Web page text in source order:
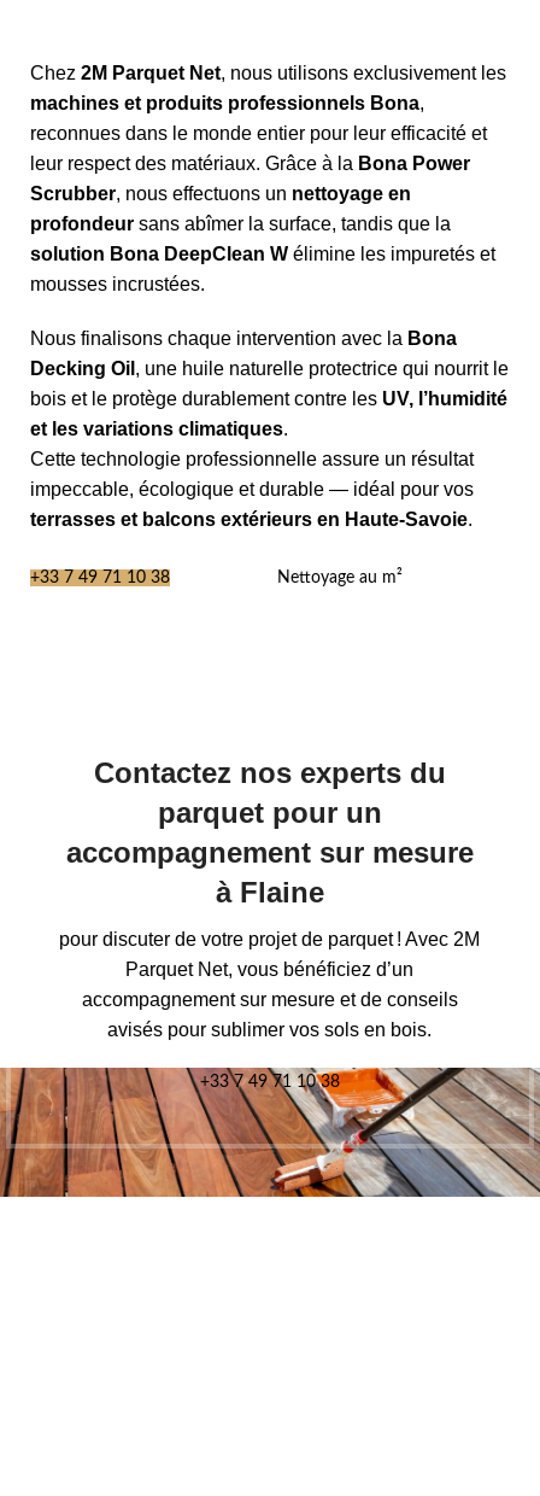
Chez 2M Parquet Net, nous utilisons exclusivement les
machines et produits professionnels Bona,
reconnues dans le monde entier pour leur efficacité et
leur respect des matériaux. Grâce à la Bona Power
Scrubber, nous effectuons un nettoyage en
profondeur sans abîmer la surface, tandis que la
solution Bona DeepClean W élimine les impuretés et
mousses incrustées.
Nous finalisons chaque intervention avec la Bona
Decking Oil , une huile naturelle protectrice qui nourrit le
bois et le protège durablement contre les UV, l’humidité
et les variations climatiques.
Cette technologie professionnelle assure un résultat
impeccable, écologique et durable — idéal pour vos
terrasses et balcons extérieurs en Haute-Savoie.
+33 7 49 71 10 38 Nettoyage au m²
Contactez nos experts du
parquet pour un
accompagnement sur mesure
à Flaine
pour discuter de votre projet de parquet ! Avec 2M
Parquet Net, vous bénéficiez d’un
accompagnement sur mesure et de conseils
avisés pour sublimer vos sols en bois.
+33 7 49 71 10 38